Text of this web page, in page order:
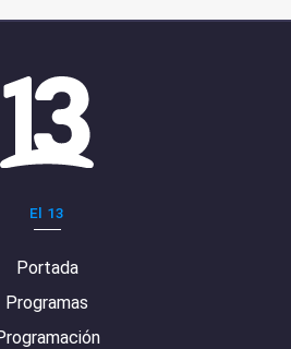
El 13
Portada
Programas